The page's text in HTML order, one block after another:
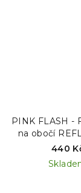
PINK FLASH -
na obočí
440